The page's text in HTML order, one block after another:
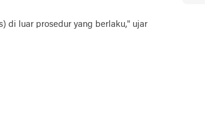
di luar prosedur yang berlaku," ujar